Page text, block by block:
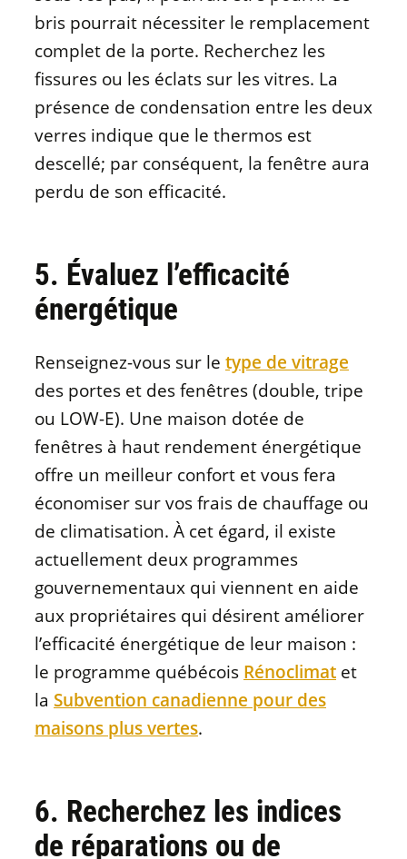
bris pourrait nécessiter le remplacement
complet de la porte. Recherchez les
fissures ou les éclats sur les vitres. La
présence de condensation entre les deux
verres indique que le thermos est
descellé; par conséquent, la fenêtre aura
perdu de son efficacité.
5. Évaluez l’efficacité
énergétique
Renseignez-vous sur le type de vitrage
des portes et des fenêtres (double, tripe
ou LOW-E). Une maison dotée de
fenêtres à haut rendement énergétique
offre un meilleur confort et vous fera
économiser sur vos frais de chauffage ou
de climatisation. À cet égard, il existe
actuellement deux programmes
gouvernementaux qui viennent en aide
aux propriétaires qui désirent améliorer
l’efficacité énergétique de leur maison :
le programme québécois Rénoclimat et
la Subvention canadienne pour des
maisons plus vertes.
6. Recherchez les indices
de réparations ou de